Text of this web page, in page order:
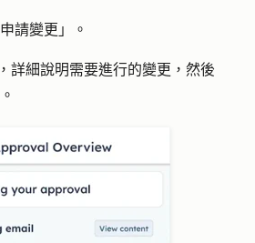
申請變更 」。
，詳細說明需要進行的變更，然後
。